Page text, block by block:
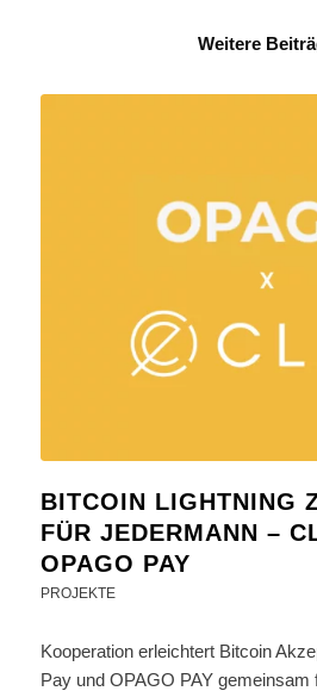
Weitere
BITCOIN LIGHTNING
FÜR JEDERMANN –
OPAGO PAY
PROJEKTE
Kooperation erleichtert Bitcoin
Pay und OPAGO PAY gemeinsam